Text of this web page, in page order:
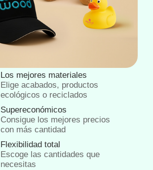
Los mejores materiales
Elige acabados, productos
ecológicos o reciclados
Supereconómicos
Consigue los mejores precios
con más cantidad
Flexibilidad total
Escoge las cantidades que
necesitas